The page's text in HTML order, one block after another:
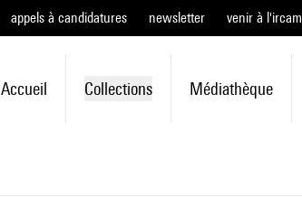
appels à candidatures newsletter venir à l'ircam
Accueil Collections Médiathèque